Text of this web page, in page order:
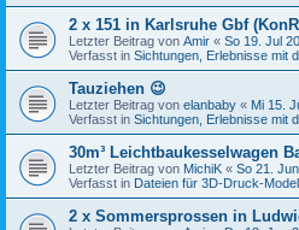
2 x 151 in Karlsruhe Gbf
Letzter Beitrag von Amir « So 19. Jul
Verfasst in Sichtungen, Erlebnisse mit
Tauziehen 😉
Letzter Beitrag von elanbaby « Mi 15.
Verfasst in Sichtungen, Erlebnisse mit
30m³ Leichtbaukesselwagen
Letzter Beitrag von MichiK « So 21.
Verfasst in Dateien für 3D-Druck-
2 x Sommersprossen in